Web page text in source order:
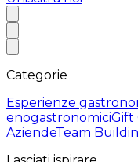
Categorie
Esperienze
enogastronomiciGift
AziendeTeam